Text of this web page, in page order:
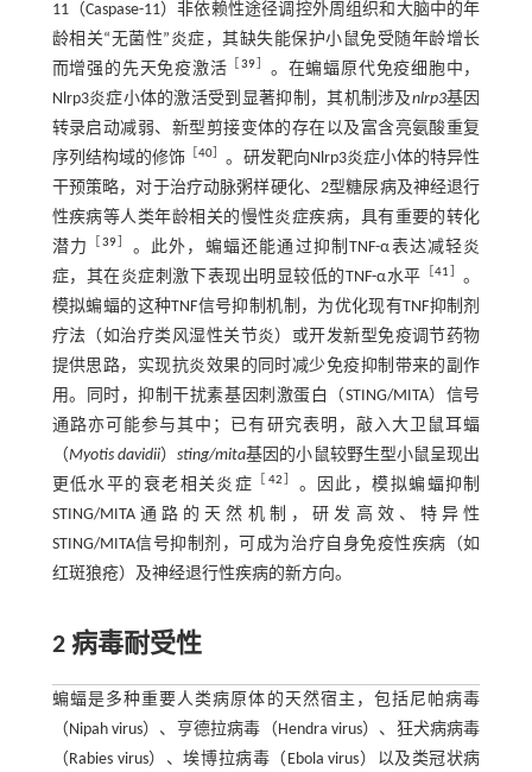
11（Caspase-11）非依赖性途径调控外周组织和大脑中的年
龄相关“无菌性”炎症，其缺失能保护小鼠免受随年龄增长
而增强的先天免疫激活 ［39
。在蝙蝠原代免疫细胞中，
Nlrp3炎症小体的激活受到显著抑制，其机制涉及nlrp3基因
转录启动减弱、新型剪接变体的存在以及富含亮氨酸重复
序列结构域的修饰
［40
。研发靶向Nlrp3炎症小体的特异性
干预策略，对于治疗动脉粥样硬化、2型糖尿病及神经退行
性疾病等人类年龄相关的慢性炎症疾病，具有重要的转化
潜力
［39
。此外，蝙蝠还能通过抑制TNF-α表达减轻炎
症，其在炎症刺激下表现出明显较低的TNF-α水平 ［41
。
模拟蝙蝠的这种TNF信号抑制机制，为优化现有TNF抑制剂
疗法（如治疗类风湿性关节炎）或开发新型免疫调节药物
提供思路，实现抗炎效果的同时减少免疫抑制带来的副作
用。同时，抑制干扰素基因刺激蛋白（STING/MITA）信号
通路亦可能参与其中；已有研究表明，敲入大卫鼠耳蝠
（Myotis davidii）sting/mita基因的小鼠较野生型小鼠呈现出
更低水平的衰老相关炎症
42
。因此，模拟蝙蝠抑制
STING/MITA通路的天然机制，研发高效、特异性
STING/MITA信号抑制剂，可成为治疗自身免疫性疾病（如
红斑狼疮）及神经退行性疾病的新方向。
2 病毒耐受性
蝙蝠是多种重要人类病原体的天然宿主，包括尼帕病毒
（Nipah virus）、亨德拉病毒（Hendra virus）、狂犬病病毒
（Rabies virus）、埃博拉病毒（Ebola virus）以及类冠状病